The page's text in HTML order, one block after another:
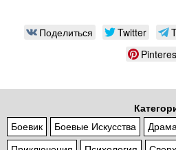
Поделиться Twitter
Боевик
Боевые Искусства Драма